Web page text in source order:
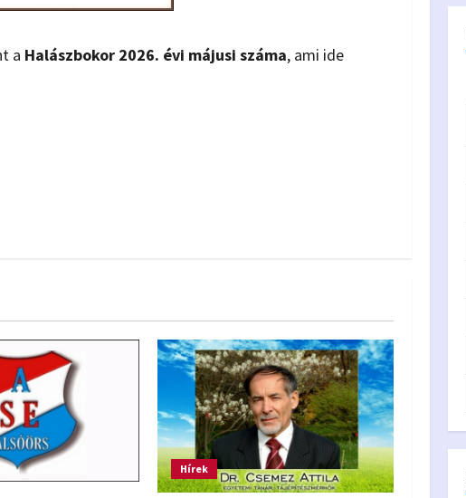
a Halászbokor 2026. évi májusi száma, ami ide
Hírek